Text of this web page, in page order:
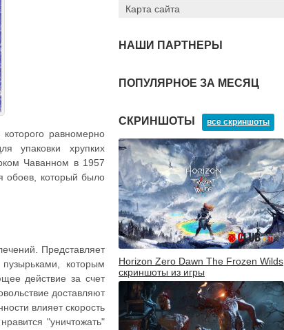
равномерно
упаковки хрупких
Чаванном в 1957
обоев, который было
Представляет
которым
действие за счет
доставляют
влияет скорость
"уничтожать"
Карта сайта
НАШИ ПАРТНЕРЫ
ПОПУЛЯРНОЕ ЗА МЕСЯЦ
СКРИНШОТЫ все скриншоты
Horizon Zero Dawn The Frozen Wilds
скриншоты из игры